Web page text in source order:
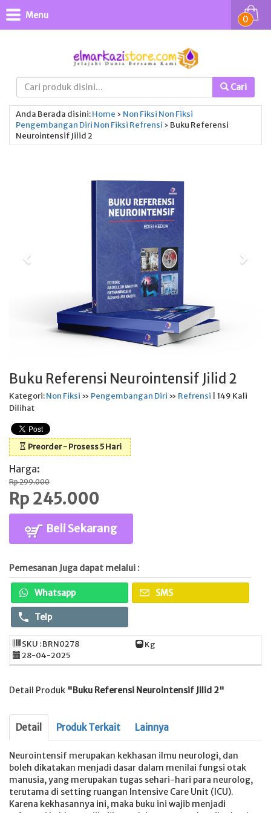
Cari
0
Menu
Anda Berada disini:Home › Non Fiksi Non Fiksi
Pengembangan Diri Non Fiksi Refrensi › Buku Referensi
Neurointensif Jilid 2
Buku Referensi Neurointensif Jilid 2
Kategori:Non Fiksi » Pengembangan Diri » Refrensi | 149 Kali
Dilihat
Preorder - Prosess 5 Hari
Harga:
Rp 299.000
Rp 245.000
Beli Sekarang
Pemesanan Juga dapat melalui :
Whatsapp SMS
Telp
SKU : BRN0278
Kg
28-04-2025
Detail Produk "Buku Referensi Neurointensif Jilid 2"
Detail Produk Terkait Lainnya
Neurointensif merupakan kekhasan ilmu neurologi, dan
boleh dikatakan menjadi dasar dalam menilai fungsi otak
manusia, yang merupakan tugas sehari-hari para neurolog,
terutama di setting ruangan Intensive Care Unit (ICU).
Karena kekhasannya ini, maka buku ini wajib menjadi